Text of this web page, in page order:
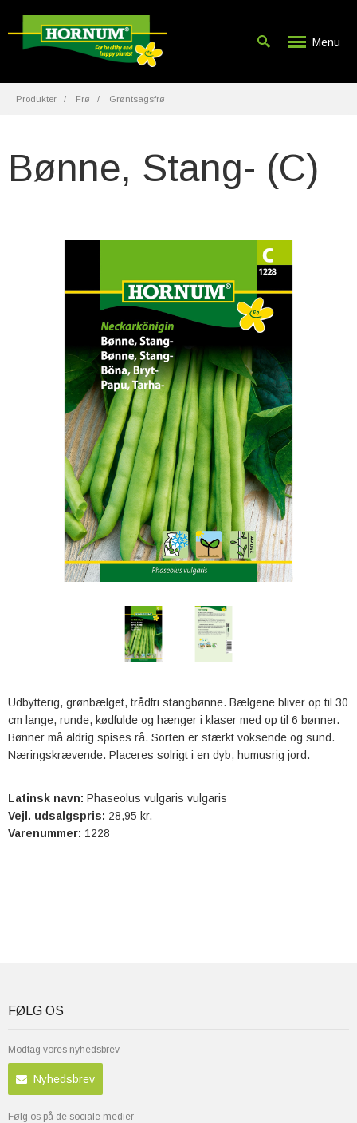
Menu
Produkter Frø Grøntsagsfrø
Bønne, Stang- (C)
Udbytterig, grønbælget, trådfri stangbønne. Bælgene bliver op til 30
cm lange, runde, kødfulde og hænger i klaser med op til 6 bønner.
Bønner må aldrig spises rå. Sorten er stærkt voksende og sund.
Næringskrævende. Placeres solrigt i en dyb, humusrig jord.
Latinsk navn: Phaseolus vulgaris vulgaris
Vejl. udsalgspris: 28,95 kr.
Varenummer: 1228
FØLG OS
Modtag vores nyhedsbrev
Nyhedsbrev
Følg os på de sociale medier